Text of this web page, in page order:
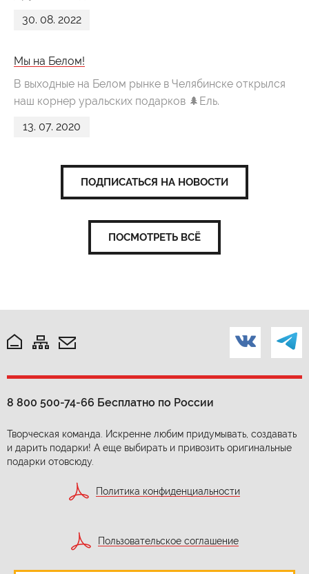
30. 08. 2022
Мы на Белом!
В выходные на Белом рынке в Челябинске открылся
наш корнер уральских подарков 🌲Ель.
13. 07. 2020
ПОДПИСАТЬСЯ НА НОВОСТИ
ПОСМОТРЕТЬ ВСЁ
8 800 500-74-66 Бесплатно по России
Творческая команда. Искренне любим придумывать, создавать
и дарить подарки! А еще выбирать и привозить оригинальные
подарки отовсюду.
Политика конфиденциальности
Пользовательское соглашение